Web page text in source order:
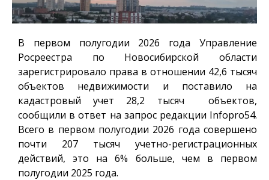
В первом полугодии 2026 года Управление
Росреестра по Новосибирской области
зарегистрировало права в отношении 42,6 тысяч
объектов недвижимости и поставило на
кадастровый учет 28,2 тысяч объектов,
сообщили в ответ на запрос редакции Infopro54.
Всего в первом полугодии 2026 года совершено
почти 207 тысяч учетно-регистрационных
действий, это на 6% больше, чем в первом
полугодии 2025 года.